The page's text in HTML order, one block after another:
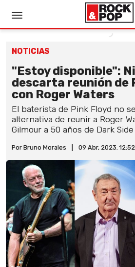
NOTICIAS
"Estoy disponible":
descarta reunión de
con Roger Waters
El baterista de Pink Floyd no
alternativa de reunir a Roger
Gilmour a 50 años de Dark
Por Bruno Morales 09 Abr, 2023.